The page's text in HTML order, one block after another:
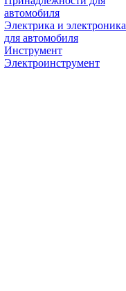
автомобиля
Электрика и электроника
для автомобиля
Инструмент
Электроинструмент